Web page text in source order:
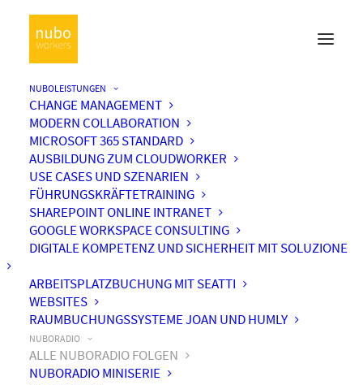
NUBOLEISTUNGEN
CHANGE MANAGEMENT
MODERN COLLABORATION
MICROSOFT 365 STANDARD
AUSBILDUNG ZUM CLOUDWORKER
USE CASES UND SZENARIEN
FÜHRUNGSKRÄFTETRAINING
SHAREPOINT ONLINE INTRANET
GOOGLE WORKSPACE CONSULTING
DIGITALE KOMPETENZ UND SICHERHEIT MIT SOLUZIONE
ARBEITSPLATZBUCHUNG MIT SEATTI
WEBSITES
RAUMBUCHUNGSSYSTEME JOAN UND HUMLY
NUBORADIO
ALLE NUBORADIO FOLGEN
NUBORADIO MINISERIE